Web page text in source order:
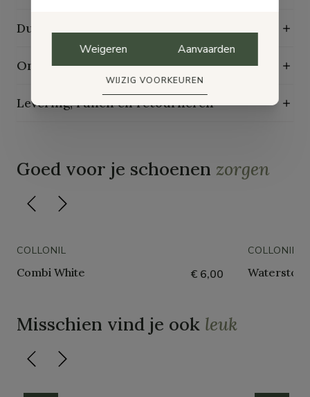
Duurzaamheidskenmerken
Onderhoudsgids
Levering, ruilen en retourneren
Goed voor je schoenen zorgen
COLLONIL
Combi White € 6,00
COLLONIL
Waterstop
Misschien vind je ook leuk
Weigeren Aanvaarden
WIJZIG VOORKEUREN